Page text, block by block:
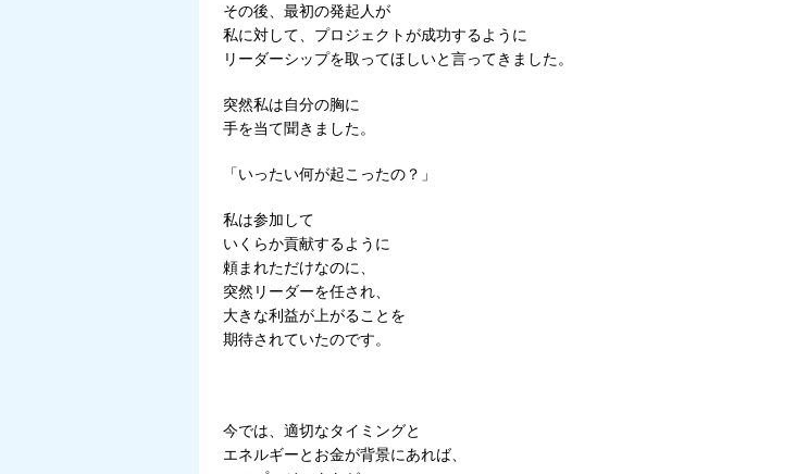
その後、最初の発起人が
私に対して、プロジェクトが成功するように
リーダーシップを取ってほしいと言ってきました。
突然私は自分の胸に
手を当て聞きました。
「いったい何が起こったの？」
私は参加して
いくらか貢献するように
頼まれただけなのに、
突然リーダーを任され、
大きな利益が上がることを
期待されていたのです。
今では、適切なタイミングと
エネルギーとお金が背景にあれば、